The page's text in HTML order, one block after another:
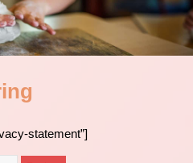
statement”]